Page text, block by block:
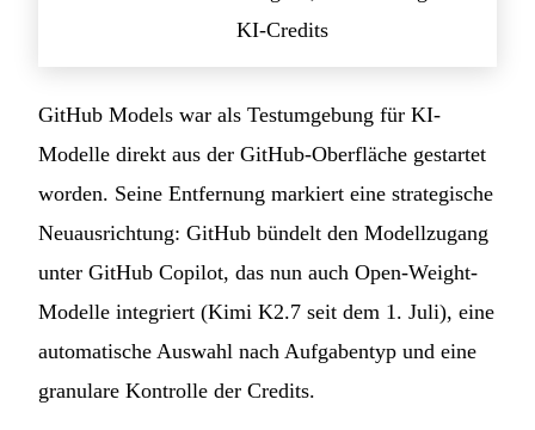
KI-Credits
GitHub Models war als Testumgebung für KI-
Modelle direkt aus der GitHub-Oberfläche gestartet
worden. Seine Entfernung markiert eine strategische
Neuausrichtung: GitHub bündelt den Modellzugang
unter GitHub Copilot, das nun auch Open-Weight-
Modelle integriert (Kimi K2.7 seit dem 1. Juli), eine
automatische Auswahl nach Aufgabentyp und eine
granulare Kontrolle der Credits.